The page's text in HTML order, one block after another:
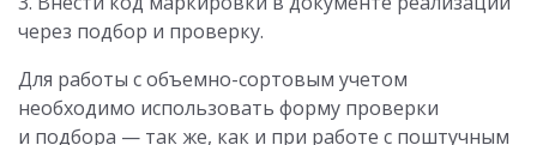
через подбор и проверку.
Для работы с объемно-сортовым учетом
необходимо использовать форму проверки
и подбора — так же, как и при работе с поштучным